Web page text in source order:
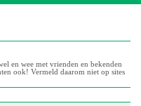
en wee met vrienden en bekenden
ook! Vermeld daarom niet op sites